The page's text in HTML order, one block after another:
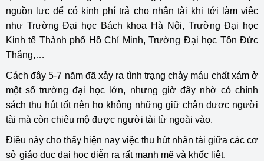
nguồn lực để có kinh phí trả cho nhân tài khi tới làm việc
như Trường Đại học Bách khoa Hà Nội, Trường Đại học
Kinh tế Thành phố Hồ Chí Minh, Trường Đại học Tôn Đức
Thắng,…
Cách đây 5-7 năm đã xảy ra tình trạng chảy máu chất xám ở
một số trường đại học lớn, nhưng giờ đây nhờ có chính
sách thu hút tốt nên họ không những giữ chân được người
tài mà còn chiêu mộ được người tài từ ngoài vào.
Điều này cho thấy hiện nay việc thu hút nhân tài giữa các cơ
sở giáo dục đại học diễn ra rất mạnh mẽ và khốc liệt.